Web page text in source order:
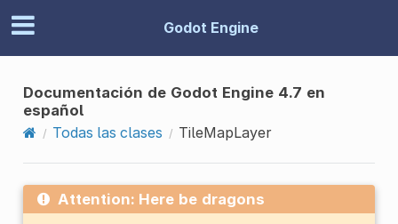
Godot Engine
Documentación de Godot Engine 4.7 en
español
Todas las clases
TileMapLayer
Attention: Here be dragons